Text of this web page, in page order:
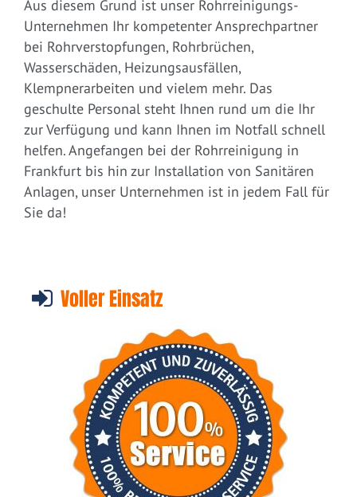
Aus diesem Grund ist unser Rohrreinigungs-
Unternehmen Ihr kompetenter Ansprechpartner
bei Rohrverstopfungen, Rohrbrüchen,
Wasserschäden, Heizungsausfällen,
Klempnerarbeiten und vielem mehr. Das
geschulte Personal steht Ihnen rund um die Ihr
zur Verfügung und kann Ihnen im Notfall schnell
helfen. Angefangen bei der Rohrreinigung in
Frankfurt bis hin zur Installation von Sanitären
Anlagen, unser Unternehmen ist in jedem Fall für
Sie da!
Voller Einsatz